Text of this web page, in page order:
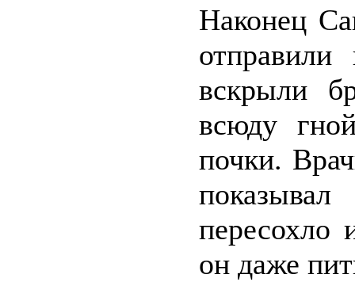
Наконец
вскрыли
всюду
почки.
пересохло
он даже